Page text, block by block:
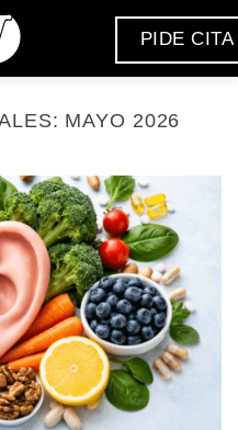
PIDE CITA
MAYO 2026